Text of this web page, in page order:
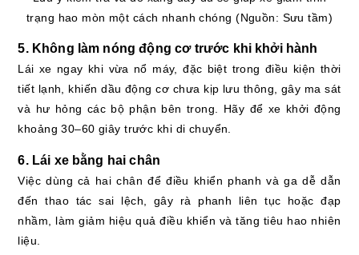
trạng hao mòn một cách nhanh chóng (Nguồn: Sưu tầm)
5. Không làm nóng động cơ trước khi khởi hành
Lái xe ngay khi vừa nổ máy, đặc biệt trong điều kiện thời
tiết lạnh, khiến dầu động cơ chưa kịp lưu thông, gây ma sát
và hư hỏng các bộ phận bên trong. Hãy để xe khởi động
khoảng 30–60 giây trước khi di chuyển.
6. Lái xe bằng hai chân
Việc dùng cả hai chân để điều khiển phanh và ga dễ dẫn
đến thao tác sai lệch, gây rà phanh liên tục hoặc đạp
nhầm, làm giảm hiệu quả điều khiển và tăng tiêu hao nhiên
liệu.